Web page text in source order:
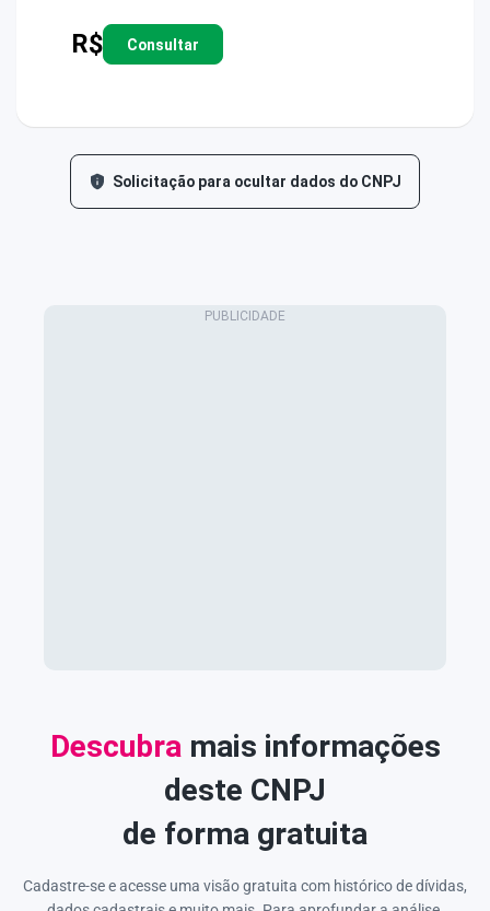
R$ Consultar
Solicitação para ocultar dados do CNPJ
Descubramais informações
deste CNPJ
de forma gratuita
Cadastre-se e acesse uma visão gratuita com histórico de dívidas,